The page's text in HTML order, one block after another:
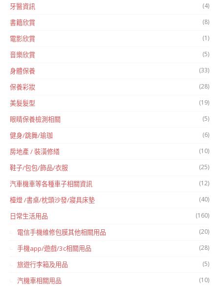
牙醫資訊 (4)
書籍欣賞 (8)
電影欣賞 (1)
音樂欣賞 (5)
身體保養 (33)
保養彩妝 (28)
美髮髮型 (19)
眼睛保養檢測相關 (5)
健身/跳舞/瑜珈 (6)
房地產 / 裝潢修繕 (10)
鞋子/包包/飾品/衣服 (25)
汽車機車等各種車子相關資訊 (12)
檯燈 /書桌/枕頭沙發/寢具床墊 (40)
日常生活用品 (160)
電信手機維修包膜其他相關用品 (20)
手機app/遊戲/3c相關用品 (28)
旅遊行李箱及用品 (5)
汽機車相關用品 (10)